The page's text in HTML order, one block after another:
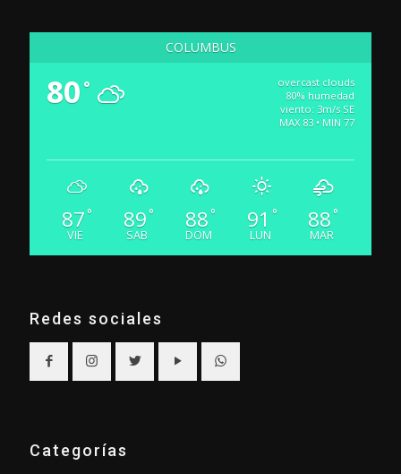
COLUMBUS
80 °
overcast clouds
80% humedad
viento: 3m/s SE
MAX 83 • MIN 77
87 °
VIE
89 °
SAB
88 °
DOM
91 °
LUN
88 °
MAR
Redes sociales
Categorías